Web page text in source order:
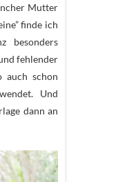
Mutter
finde ich
besonders
fehlender
auch schon
Und
dann an